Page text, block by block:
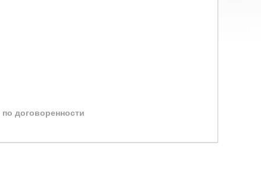
по договоренности